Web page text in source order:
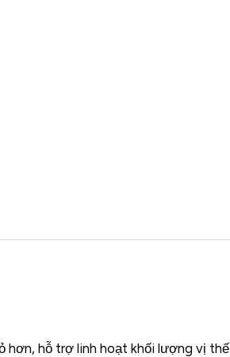
hơn, hỗ trợ linh hoạt khối lượng vị thế